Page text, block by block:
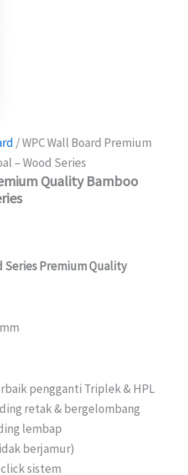
/ WPC Wall Board Premium
– Wood Series
Quality Bamboo
Series Premium Quality
pengganti Triplek & HPL
retak & bergelombang
lembap
berjamur)
sistem